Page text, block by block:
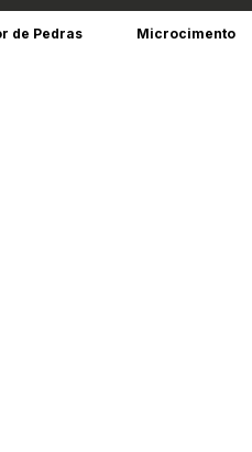
de Pedras Microcimento